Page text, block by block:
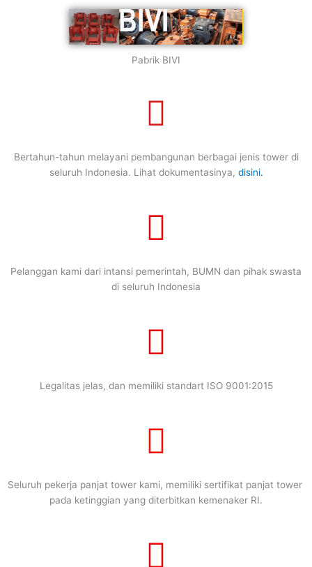
Pabrik BIVI
Bertahun-tahun melayani pembangunan berbagai jenis tower di
seluruh Indonesia. Lihat dokumentasinya, disini.
Pelanggan kami dari intansi pemerintah, BUMN dan pihak swasta
di seluruh Indonesia
Legalitas jelas, dan memiliki standart ISO 9001:2015
Seluruh pekerja panjat tower kami, memiliki sertifikat panjat tower
pada ketinggian yang diterbitkan kemenaker RI.